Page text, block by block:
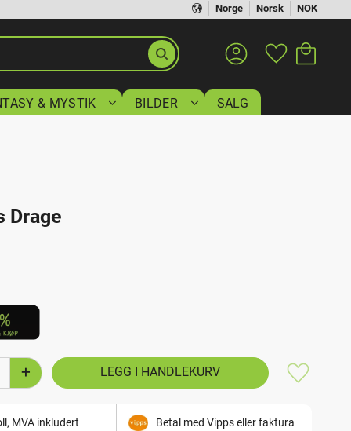
Norge Norsk NOK
Favoritter
& MYSTIK BILDER SALG
Drage
+
Lagre
MVA inkludert Betal med Vipps eller faktura